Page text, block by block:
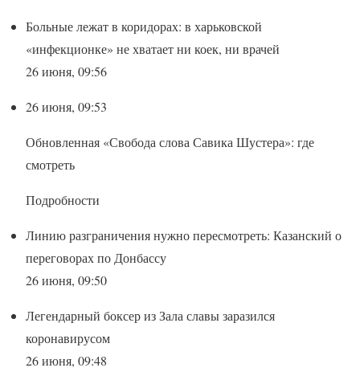
Больные лежат в коридорах: в харьковской
«инфекционке» не хватает ни коек, ни врачей
26 июня, 09:56
26 июня, 09:53
Обновленная «Свобода слова Савика Шустера»: где
смотреть
Подробности
Линию разграничения нужно пересмотреть: Казанский о
переговорах по Донбассу
26 июня, 09:50
Легендарный боксер из Зала славы заразился
коронавирусом
26 июня, 09:48